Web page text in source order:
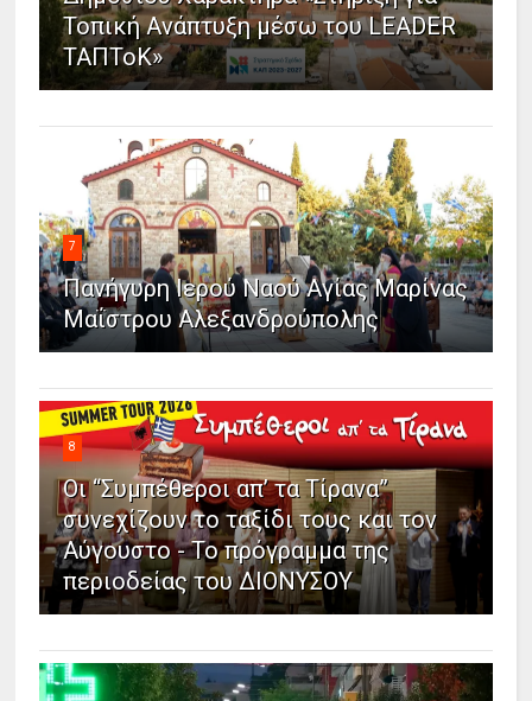
Τοπική Ανάπτυξη μέσω του LEADER
ΤΑΠΤοΚ»
7
Πανήγυρη Ιερού Ναού Αγίας Μαρίνας
Μαΐστρου Αλεξανδρούπολης
8
Οι “Συμπέθεροι απ’ τα Τίρανα”
συνεχίζουν το ταξίδι τους και τον
Αύγουστο - Το πρόγραμμα της
περιοδείας του ΔΙΟΝΥΣΟΥ